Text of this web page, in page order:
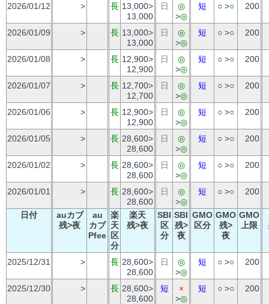
2026/01/12 > 長 13,000>
13,000
日
◎
>◎
短 ○ >○ 200
2026/01/09 > 長 13,000>
13,000
日
◎
>◎
短 ○ >○ 200
2026/01/08 > 長 12,900>
12,900
日
◎
>◎
短 ○ >○ 200
2026/01/07 > 長 12,700>
12,700
日
◎
>◎
短 ○ >○ 200
2026/01/06 > 長 12,900>
12,900
日
◎
>◎
短 ○ >○ 200
2026/01/05 > 長 28,600>
28,600
日
◎
>◎
短 ○ >○ 200
2026/01/02 > 長 28,600>
28,600
日
◎
>◎
短 ○ >○ 200
2026/01/01 > 長 28,600>
28,600
日
◎
>◎
短 ○ >○ 200
日付
auカブ
残>夜
au
カブ
Pfee
楽
天
区
分
楽天
残>夜
SBI
区
分
SBI
残>
夜
GMO
区分
GMO
残>
夜
GMO
上限
2025/12/31 > 長 28,600>
28,600
日
◎
>◎
短 ○ >○ 200
2025/12/30 > 長 28,600>
28,600
短
×
>◎
短 ○ >○ 200